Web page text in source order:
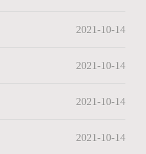
2021-10-14
2021-10-14
2021-10-14
2021-10-14